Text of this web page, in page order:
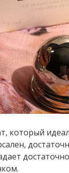
который